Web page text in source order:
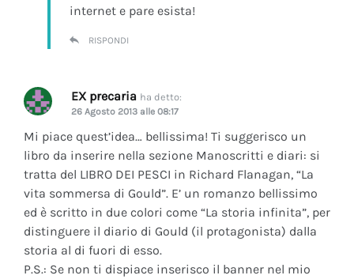
internet e pare esista!
RISPONDI
EX precaria ha detto:
26 Agosto 2013 alle 08:17
Mi piace quest’idea… bellissima! Ti suggerisco un
libro da inserire nella sezione Manoscritti e diari: si
tratta del LIBRO DEI PESCI in Richard Flanagan, “La
vita sommersa di Gould”. E’ un romanzo bellissimo
ed è scritto in due colori come “La storia infinita”, per
distinguere il diario di Gould (il protagonista) dalla
storia al di fuori di esso.
P.S.: Se non ti dispiace inserisco il banner nel mio